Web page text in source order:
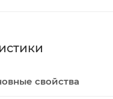
свойства